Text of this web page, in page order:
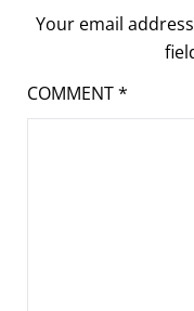
Your email
COMMENT*